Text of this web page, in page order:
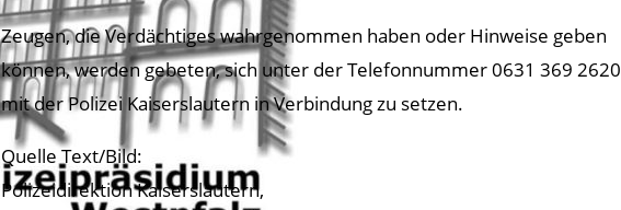
Zeugen, die Verdächtiges wahrgenommen haben oder Hinweise geben
können, werden gebeten, sich unter der Telefonnummer 0631 369 2620
mit der Polizei Kaiserslautern in Verbindung zu setzen.
Quelle Text/Bild:
Polizeidirektion Kaiserslautern,